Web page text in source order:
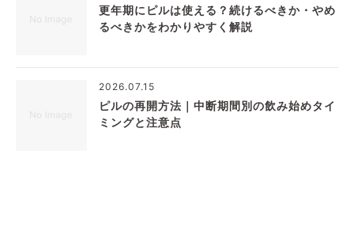
更年期にピルは使える？続けるべきか・やめ
るべきかをわかりやすく解説
2026.07.15
ピルの再開方法｜中断期間別の飲み始めタイ
ミングと注意点